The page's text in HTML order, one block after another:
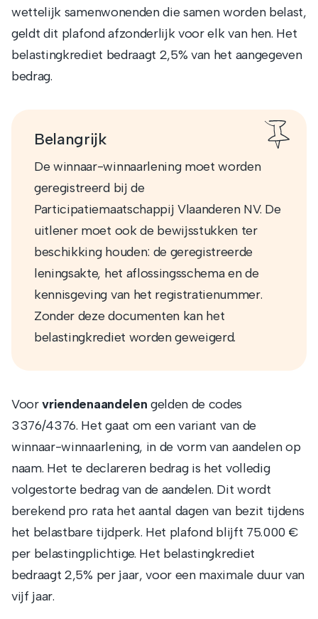
wettelijk samenwonenden die samen worden belast,
geldt dit plafond afzonderlijk voor elk van hen. Het
belastingkrediet bedraagt 2,5% van het aangegeven
bedrag.
Belangrijk
De winnaar-winnaarlening moet worden
geregistreerd bij de
Participatiemaatschappij Vlaanderen NV. De
uitlener moet ook de bewijsstukken ter
beschikking houden: de geregistreerde
leningsakte, het aflossingsschema en de
kennisgeving van het registratienummer.
Zonder deze documenten kan het
belastingkrediet worden geweigerd.
Voorvriendenaandelen gelden de codes
3376/4376. Het gaat om een variant van de
winnaar-winnaarlening, in de vorm van aandelen op
naam. Het te declareren bedrag is het volledig
volgestorte bedrag van de aandelen. Dit wordt
berekend pro rata het aantal dagen van bezit tijdens
het belastbare tijdperk. Het plafond blijft 75.000 €
per belastingplichtige. Het belastingkrediet
bedraagt 2,5% per jaar, voor een maximale duur van
vijf jaar.